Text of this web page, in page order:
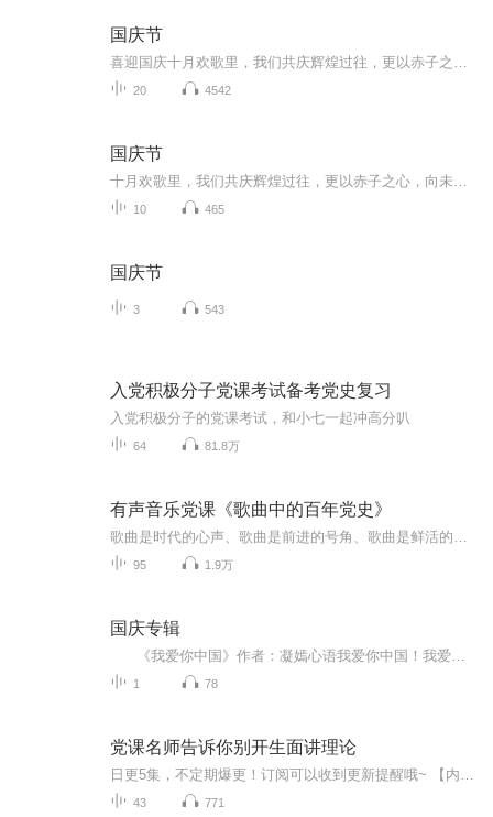
国庆节
20 4542
国庆节
10 465
国庆节
3 543
入党积极分子党课考试备考党史复习
入党积极分子的党课考试，和小七一起冲高分叭
64 81.8万
有声音乐党课《歌曲中的百年党史》
95 1.9万
国庆专辑
1 78
党课名师告诉你别开生面讲理论
43 771